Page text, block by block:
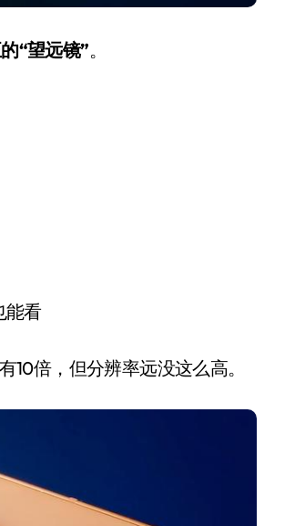
多品类增长
“望远镜”。
能看
10倍，但分辨率远没这么高。